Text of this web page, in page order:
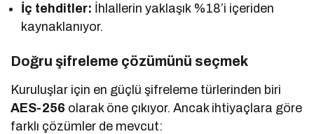
İç tehditler: İhlallerin yaklaşık %18’i içeriden
kaynaklanıyor.
Doğru şifreleme çözümünü seçmek
Kuruluşlar için en güçlü şifreleme türlerinden biri
AES-256 olarak öne çıkıyor. Ancak ihtiyaçlara göre
farklı çözümler de mevcut: